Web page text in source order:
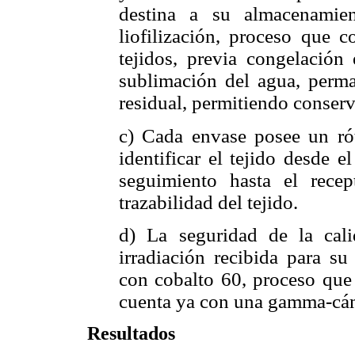
destina a su
liofilización, proceso que
tejidos, previa
sublimación del agua,
residual, permitiendo
c) Cada envase posee un
identificar el tejido desde
seguimiento hasta el
trazabilidad del tejido.
d) La seguridad de la
irradiación recibida para
con cobalto 60, proceso
cuenta ya con una gamma-
Resultados